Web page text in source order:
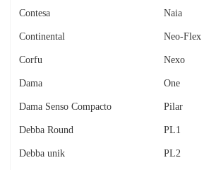
Contesa
Continental
Corfu
Dama
Dama Senso Compacto
Debba Round
Debba unik
Naia
Neo-Flex
Nexo
One
Pilar
PL1
PL2